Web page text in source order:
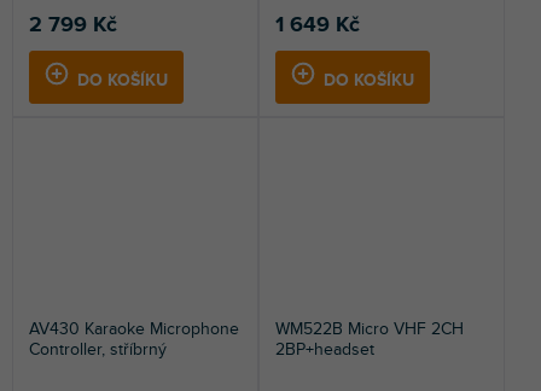
2 799 Kč
DO KOŠÍKU
5,0
hvězdiček.
1 649 Kč
DO KOŠÍKU
AV430 Karaoke Microphone
Controller, stříbrný
WM522B Micro VHF 2CH
2BP+headset